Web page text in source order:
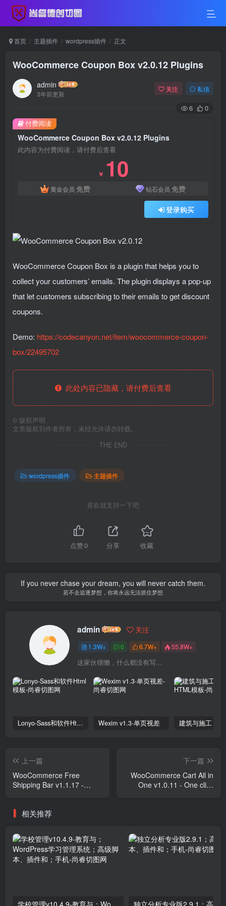
首页 主题插件 wordpress插件 正文
WooCommerce Coupon Box v2.0.12 Plugins
admin
3年前更新
关注 私信
6 0
WooCommerce Coupon Box v2.0.12 Plugins
此内容为付费阅读，请付费后查看
￥ 10
黄金会员 免费 钻石会员 免费
登录购买
付费阅读
WooCommerce Coupon Box is a plugin that helps you to
collect your customers’ emails. The plugin displays a pop-up
that let customers subscribing to their emails to get discount
coupons.
Demo: https://codecanyon.net/item/woocommerce-coupon-
box/22495702
此处内容已隐藏，请付费后查看
© 版权声明
文章版权归作者所有，未经允许请勿转载。
THE END
wordpress插件 主题插件
喜欢就支持一下吧
点赞0 分享 收藏
If you never chase your dream, you will never catch them.
若不去追逐梦想，你将永远无法抓住梦想
admin 关注
1.3W+ 0 6.7W+ 55.8W+
这家伙很懒，什么都没有写...
Lonyo-Sass和软件Html模板 Wexim v1.3-单页视差
上一篇
WooCommerce Free
Shipping Bar v1.1.17 -
下一篇
WooCommerce Cart All in
One v1.0.11 - One click
相关推荐